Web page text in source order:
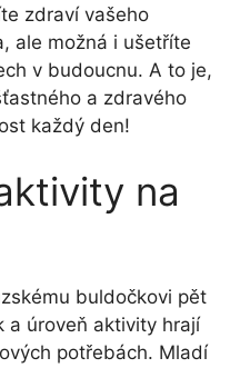
zdraví vašeho
ale možná i ‌ušetříte
v budoucnu. A to je,
⁢a zdravého
každý den!
na
buldočkovi pět
a úroveň aktivity hrají
potřebách. ‍Mladí